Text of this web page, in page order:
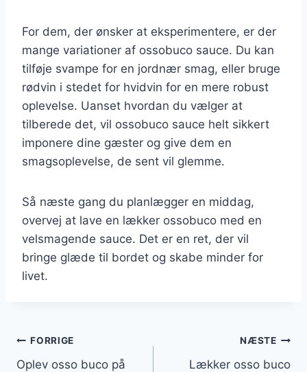
For dem, der ønsker at eksperimentere, er der
mange variationer af ossobuco sauce. Du kan
tilføje svampe for en jordnær smag, eller bruge
rødvin i stedet for hvidvin for en mere robust
oplevelse. Uanset hvordan du vælger at
tilberede det, vil ossobuco sauce helt sikkert
imponere dine gæster og give dem en
smagsoplevelse, de sent vil glemme.
Så næste gang du planlægger en middag,
overvej at lave en lækker ossobuco med en
velsmagende sauce. Det er en ret, der vil
bringe glæde til bordet og skabe minder for
livet.
Indlægsnavigation
FORRIGE
Oplev osso buco på
NÆSTE
Lækker osso buco